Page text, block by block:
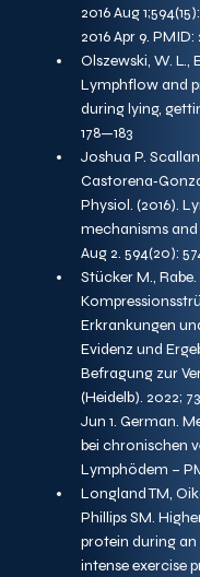
2016 Aug
2016 Apr 9. PMID:
Olszewski, W. L.,
Lymphflow and
during lying,
178—183
Joshua P.
Physiol. (2016).
mechanisms
Aug 2. 594(20):
Stücker M.,
Erkrankungen
Evidenz und
Befragung zur
(Heidelb). 2022;
Jun 1. German.
bei chronischen
Lymphödem –
Longland TM,
Phillips SM.
protein during
intense exercise